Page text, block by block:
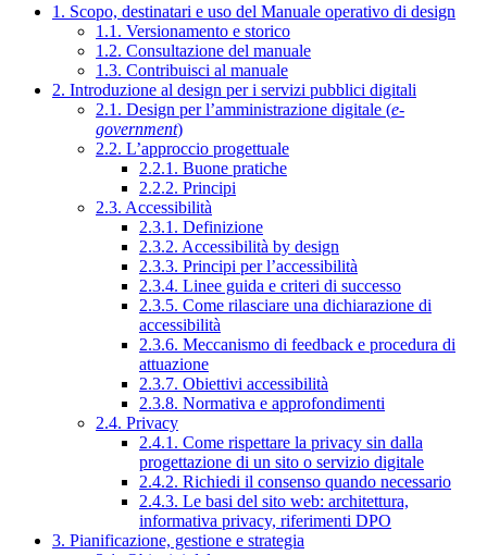
1. Scopo, destinatari e uso del Manuale operativo di design
1.1. Versionamento e storico
1.2. Consultazione del manuale
1.3. Contribuisci al manuale
2. Introduzione al design per i servizi pubblici digitali
2.1. Design per l’amministrazione digitale (e-
government)
2.2. L’approccio progettuale
2.2.1. Buone pratiche
2.2.2. Principi
2.3. Accessibilità
2.3.1. Definizione
2.3.2. Accessibilità by design
2.3.3. Principi per l’accessibilità
2.3.4. Linee guida e criteri di successo
2.3.5. Come rilasciare una dichiarazione di
accessibilità
2.3.6. Meccanismo di feedback e procedura di
attuazione
2.3.7. Obiettivi accessibilità
2.3.8. Normativa e approfondimenti
2.4. Privacy
2.4.1. Come rispettare la privacy sin dalla
progettazione di un sito o servizio digitale
2.4.2. Richiedi il consenso quando necessario
2.4.3. Le basi del sito web: architettura,
informativa privacy, riferimenti DPO
3. Pianificazione, gestione e strategia